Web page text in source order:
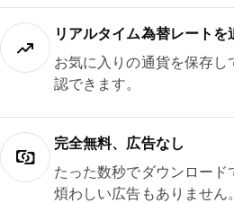
リアルタイム為替レートを
お気に入りの通貨を保存
認できます。
完全無料、広告なし
たった数秒でダウンロード
煩わしい広告もありません。